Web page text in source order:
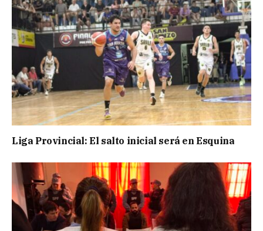
Liga Provincial: El salto inicial será en Esquina